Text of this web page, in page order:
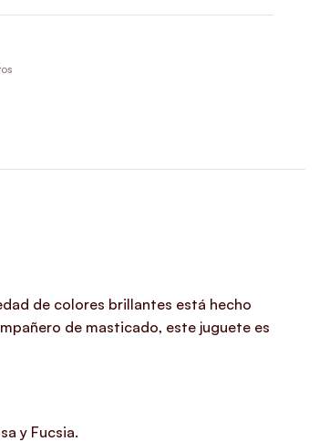
de colores brillantes está hecho
de masticado, este juguete es
y Fucsia.